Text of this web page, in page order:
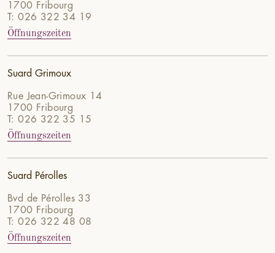
1700 Fribourg
T: 026 322 34 19
Öffnungszeiten
Suard Grimoux
Rue Jean-Grimoux 14
1700 Fribourg
T: 026 322 35 15
Öffnungszeiten
Suard Pérolles
Bvd de Pérolles 33
1700 Fribourg
T: 026 322 48 08
Öffnungszeiten